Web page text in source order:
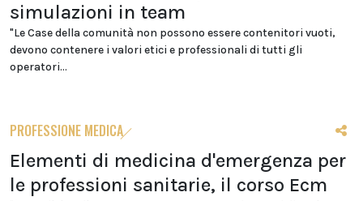
simulazioni in team
"Le Case della comunità non possono essere contenitori vuoti,
devono contenere i valori etici e professionali di tutti gli
operatori...
PROFESSIONE MEDICA
Elementi di medicina d'emergenza per
le professioni sanitarie, il corso Ecm